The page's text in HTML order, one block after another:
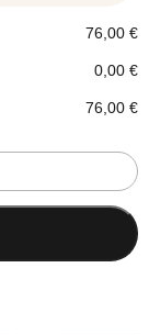
76,00€
0,00€
76,00€